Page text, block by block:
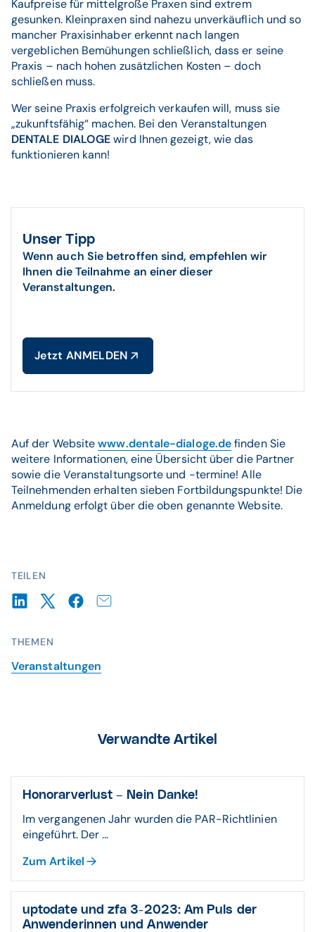
TEILEN
THEMEN
Veranstaltungen
Kaufpreise für mittelgroße Praxen sind extrem
gesunken. Kleinpraxen sind nahezu unverkäuflich und so
mancher Praxisinhaber erkennt nach langen
vergeblichen Bemühungen schließlich, dass er seine
Praxis – nach hohen zusätzlichen Kosten – doch
schließen muss.
Wer seine Praxis erfolgreich verkaufen will, muss sie
„zukunftsfähig“ machen. Bei den Veranstaltungen
DENTALE DIALOGEwird Ihnen gezeigt, wie das
funktionieren kann!
Unser Tipp
Wenn auch Sie betroffen sind, empfehlen wir
Ihnen die Teilnahme an einer dieser
Veranstaltungen.
Jetzt ANMELDEN
Auf der Websitewww.dentale-dialoge.definden Sie
weitere Informationen, eine Übersicht über die Partner
sowie die Veranstaltungsorte und -termine! Alle
Teilnehmenden erhalten sieben Fortbildungspunkte! Die
Anmeldung erfolgt über die oben genannte Website.
Verwandte Artikel
Honorarverlust – Nein Danke!
Im vergangenen Jahr wurden die PAR-Richtlinien
eingeführt. Der ...
Zum Artikel
uptodate und zfa 3-2023: Am Puls der
Anwenderinnen und Anwender